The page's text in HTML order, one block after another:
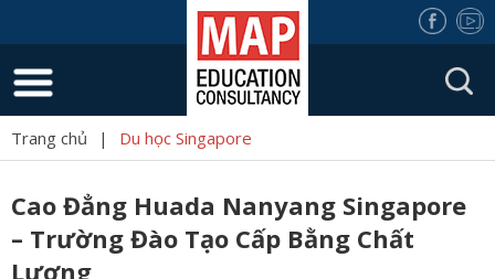
Trang chủ | Du học Singapore
Cao Đẳng Huada Nanyang Singapore
– Trường Đào Tạo Cấp Bằng Chất
Lượng